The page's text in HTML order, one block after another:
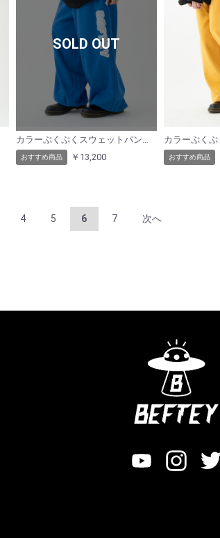
SOLD OUT
おすすめ商品 ￥13,200 おすすめ商品
4 5 6 7 次へ